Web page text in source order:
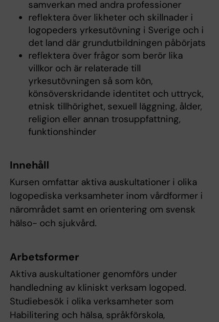
samverkan med andra professioner
reflektera över likheter och skillnader i
logopeders yrkesutövning i Sverige och i
det land där grundutbildningen påbörjats
reflektera över frågor som berör lika
villkor och är relaterade till
yrkesutövningen så som kön,
könsöverskridande identitet och uttryck,
etnisk tillhörighet, sexuell läggning, ålder,
religion eller annan trosuppfattning,
funktionshinder
Innehåll
Kursen omfattar aktiva auskultationer i olika
logopediska verksamheter inom vårdformer i
närområdet samt en orientering om svensk
hälso- och sjukvård.
Arbetsformer
Aktiva auskultationer genomförs under
handledning av kliniskt verksam logoped.
Studiebesök i olika verksamheter som
Habilitering och hälsa, språkförskola,